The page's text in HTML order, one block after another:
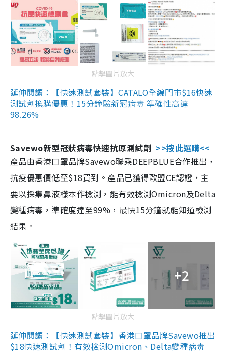
點擊圖片放大
延伸閱讀：【快速測試套裝】CATALO全線門市$16快速
測試劑換購優惠！15分鐘驗新冠病毒 準確性高達
98.26%
Savewo新型冠狀病毒快速抗原測試劑 >>按此選購<<
產品由香港口罩品牌Savewo聯乘DEEPBLUE合作推出，
抗疫優惠價低至$18買到。產品已獲得歐盟CE認證，主
要以採集鼻液樣本作檢測，能有效檢測Omicron及Delta
變種病毒，準確度達至99%，最快15分鐘就能知道檢測
結果。
+2
點擊圖片放大
延伸閱讀：【快速測試套裝】香港口罩品牌Savewo推出
$18快速測試劑！有效檢測Omicron、Delta變種病毒